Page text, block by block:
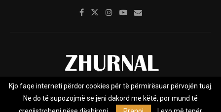
Rreth nesh Impresumi Marketing
Privacy Policy
Kjo faqe interneti përdor cookies për të përmirësuar përvojën tuaj.
Ne do të supozojmë se jeni dakord me këtë, por mund të